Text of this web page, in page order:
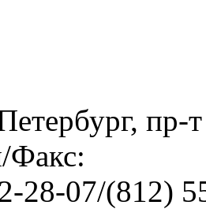
пр-
Факс:
28-07/(812)